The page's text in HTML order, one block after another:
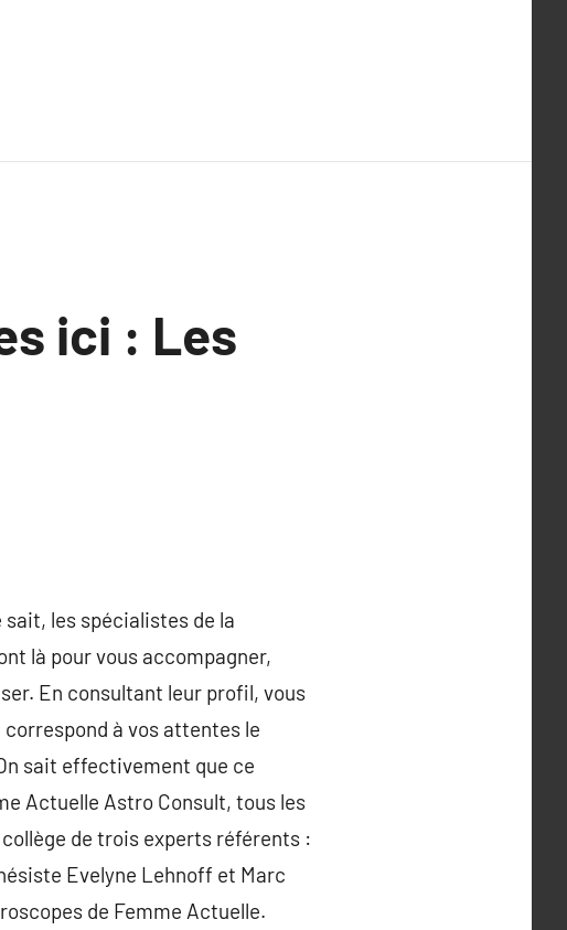
ici : Les
les spécialistes de la
là pour vous accompagner,
En consultant leur profil, vous
à vos attentes le
sait effectivement que ce
Actuelle Astro Consult, tous les
de trois experts référents :
Evelyne Lehnoff et Marc
de Femme Actuelle.